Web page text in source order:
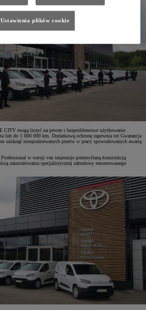
CITY mogą liczyć na pewne i bezproblemowe użytkowanie.
lub do 1 000 000 km. Dodatkową ochronę zapewnia też Gwarancja
uniknąć niespodziewanych przerw w pracy spowodowanych awarią
w wersji van imponuje przemyślaną konstrukcją
zainstalowania specjalistycznej zabudowy renomowanego
Ustawienia plików cookie